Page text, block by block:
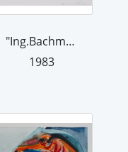
"Ing.Bachmann, Feuer u. die Grünen=Br...
1983